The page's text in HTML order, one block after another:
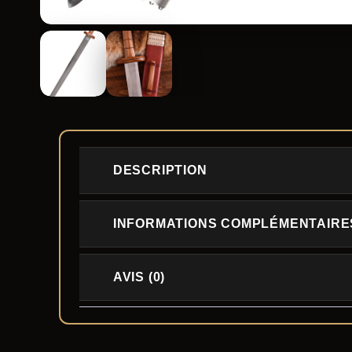
DESCRIPTION
INFORMATIONS
AVIS (0)